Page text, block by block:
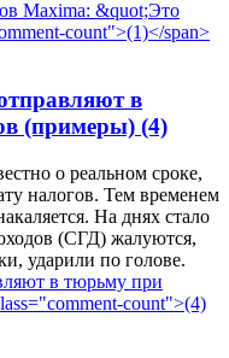
в
(примеры) (4)
о реальном сроке,
налогов. Тем временем
На днях стало
(СГД) жалуются,
ударили по голове.